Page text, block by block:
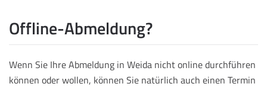
Offline-Abmeldung?
Wenn Sie Ihre Abmeldung in Weida nicht online durchführen
können oder wollen, können Sie natürlich auch einen Termin